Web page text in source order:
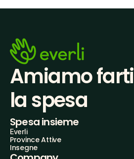
Amiamo farti
la spesa
Spesa insieme
Everli
Province Attive
Insegne